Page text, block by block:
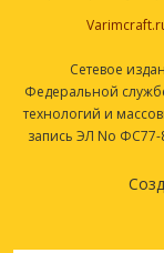
Сетевое
Федеральной
технологий и
запись ЭЛ No